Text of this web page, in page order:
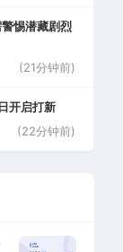
惕潜藏剧烈
(21分钟前)
开启打新
(22分钟前)